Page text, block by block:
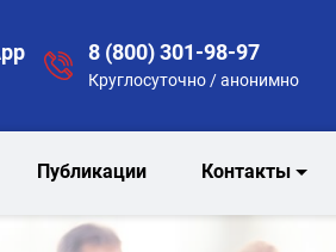
8 (800) 301-98-97
Круглосуточно / анонимно
Публикации Контакты